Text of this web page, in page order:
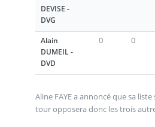
DEVISE -
DVG
Alain
DUMEIL -
DVD
0 0
Aline FAYE a annoncé que sa
tour opposera donc les trois